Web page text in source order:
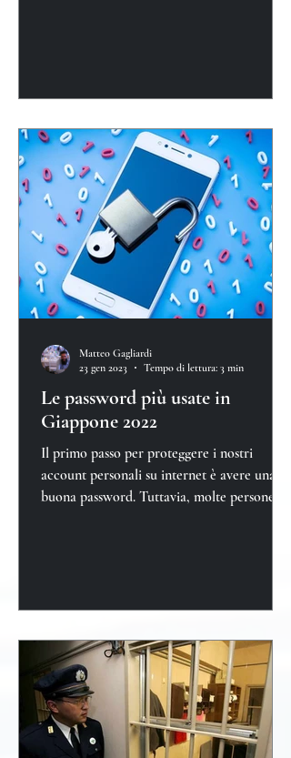
Le password più usate in
Giappone 2022
Il primo passo per proteggere i nostri
account personali su internet è avere una
buona password. Tuttavia, molte persone
Matteo Gagliardi
23 gen 2023
Tempo di lettura: 3 min